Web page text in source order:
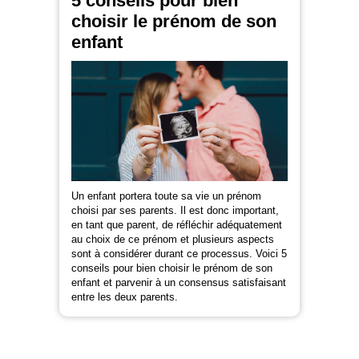
choisir le prénom de son
enfant
Un enfant portera toute sa vie un prénom
choisi par ses parents. Il est donc important,
en tant que parent, de réfléchir adéquatement
au choix de ce prénom et plusieurs aspects
sont à considérer durant ce processus. Voici 5
conseils pour bien choisir le prénom de son
enfant et parvenir à un consensus satisfaisant
entre les deux parents.